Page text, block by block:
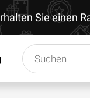
Sie einen